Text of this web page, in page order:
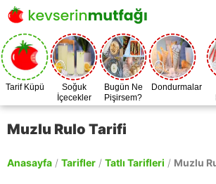
Tarif Küpü
Soğuk
İçecekler
Bugün Ne
Pişirsem?
Dondurmalar
Muzlu Rulo Tarifi
Anasayfa / Tarifler / Tatlı Tarifleri / Muzlu